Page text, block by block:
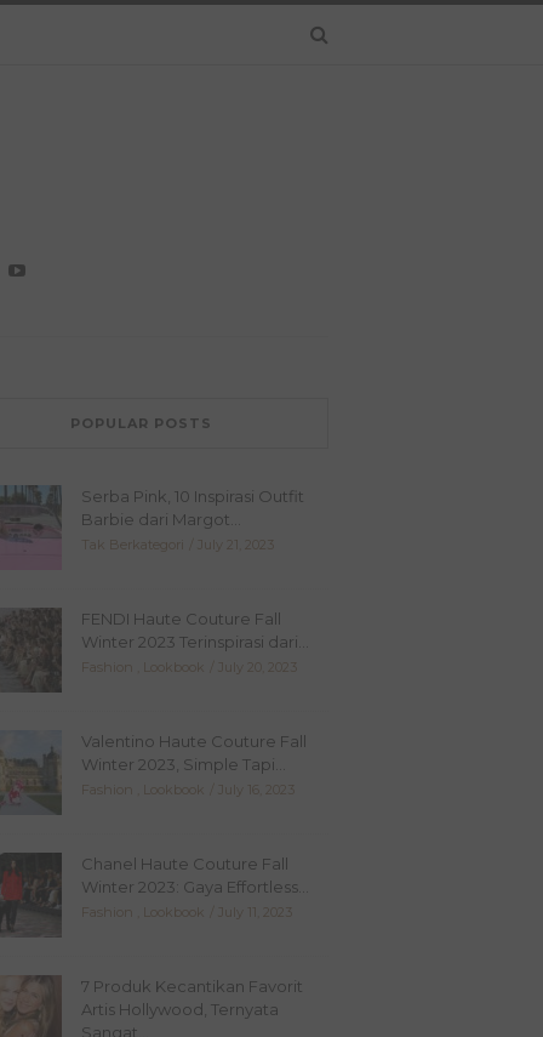
POPULAR POSTS
Serba Pink, 10 Inspirasi Outfit
Barbie dari Margot...
Tak Berkategori July 21, 2023
FENDI Haute Couture Fall
Winter 2023 Terinspirasi dari...
Fashion Lookbook July 20, 2023
Valentino Haute Couture Fall
Winter 2023, Simple Tapi...
Fashion Lookbook July 16, 2023
Chanel Haute Couture Fall
Winter 2023: Gaya Effortless...
Fashion Lookbook July 11, 2023
7 Produk Kecantikan Favorit
Artis Hollywood, Ternyata
Sangat...